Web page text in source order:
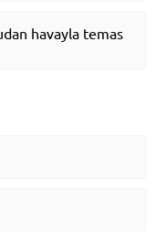
havayla temas